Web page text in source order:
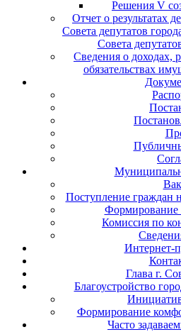
Решения V
Отчет о результатах
Совета депутатов
Совета
Сведения о доходах,
обязательствах
Поступление граждан
Формирование
Комиссия по
Интернет-
Глава г.
Благоустройство
Формирование
Часто